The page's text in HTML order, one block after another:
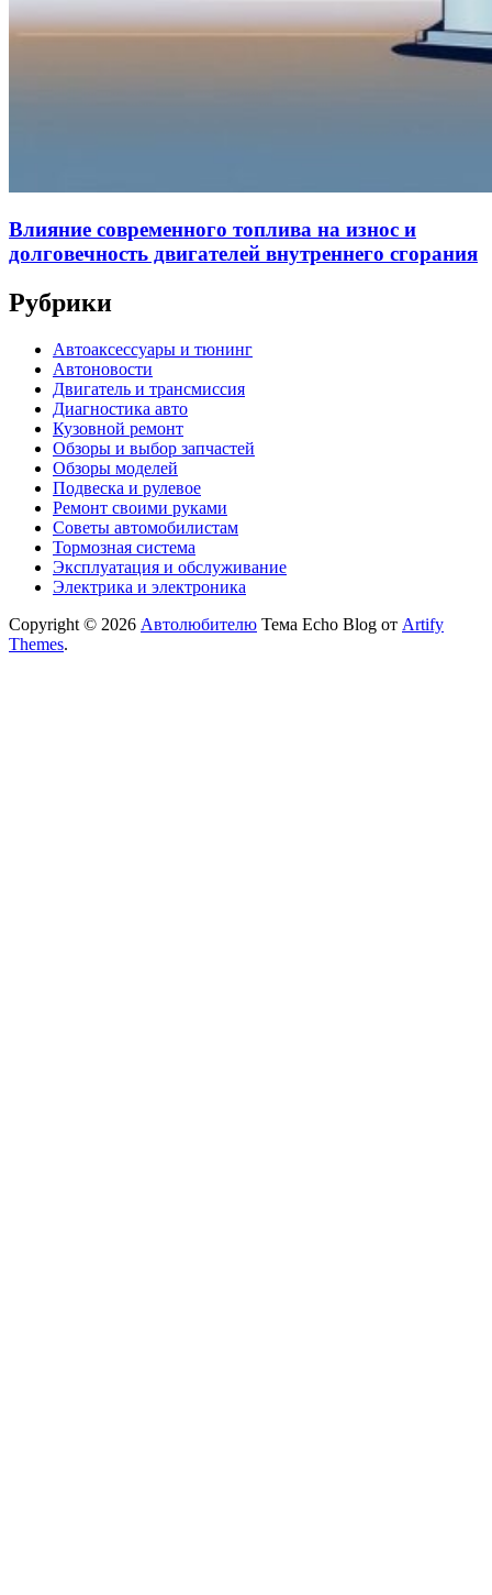
Влияние современного топлива на износ и
долговечность двигателей внутреннего сгорания
Рубрики
Автоаксессуары и тюнинг
Автоновости
Двигатель и трансмиссия
Диагностика авто
Кузовной ремонт
Обзоры и выбор запчастей
Обзоры моделей
Подвеска и рулевое
Ремонт своими руками
Советы автомобилистам
Тормозная система
Эксплуатация и обслуживание
Электрика и электроника
Copyright © 2026 Автолюбителю Тема Echo Blog от Artify
Themes.